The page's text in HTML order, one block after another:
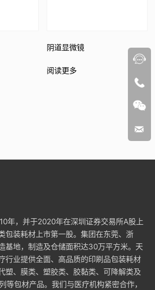
阴道显微镜
阅读更多
年，并于2020年在深圳证券交易所A股上
包装耗材上市第一股。集团在东莞、浙
基地，制造及仓储面积达30万平方米。天
行业提供全面、高品质的印刷品包装耗材
塑、膜类、塑胶类、胶黏类、可降解类及
等包材产品。我们与医疗机构紧密合作，